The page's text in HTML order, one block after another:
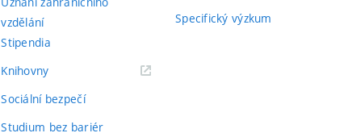
vzdělání
Stipendia
Knihovny(externí
Sociální bezpečí
Studium bez bariér
Specifický výzkum